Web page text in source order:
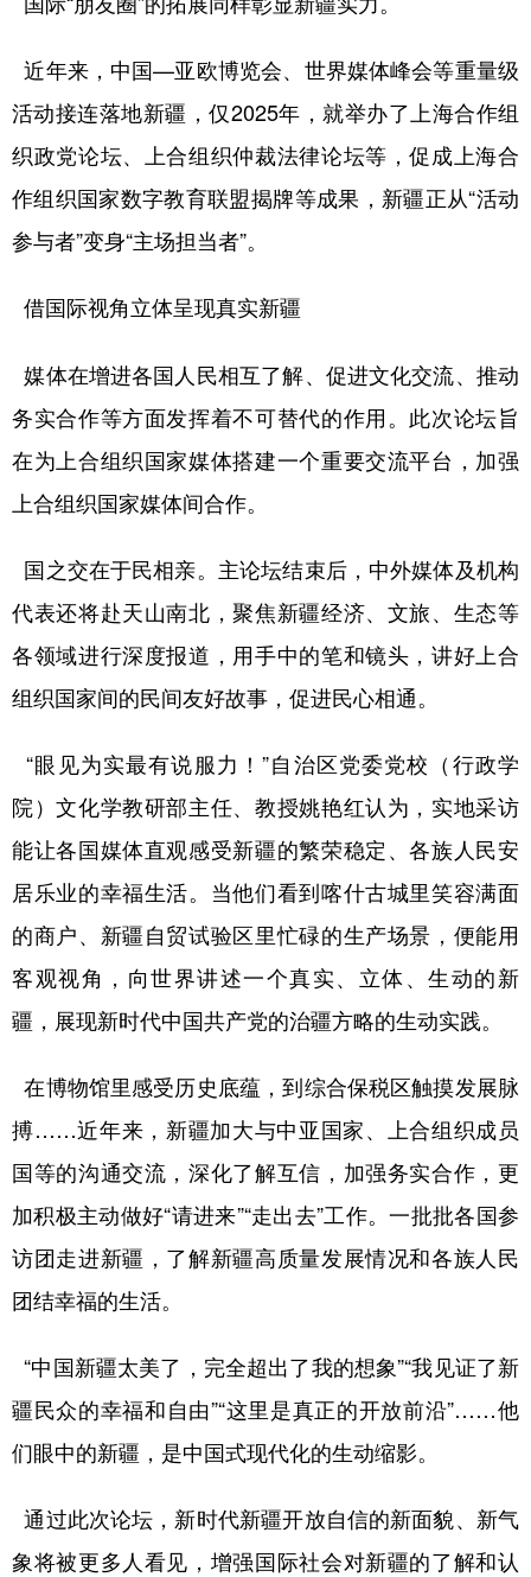
近年来，中国—亚欧博览会、世界媒体峰会等重量级
活动接连落地新疆，仅2025年，就举办了上海合作组
织政党论坛、上合组织仲裁法律论坛等，促成上海合
作组织国家数字教育联盟揭牌等成果，新疆正从“活动
参与者”变身“主场担当者”。
借国际视角立体呈现真实新疆
媒体在增进各国人民相互了解、促进文化交流、推动
务实合作等方面发挥着不可替代的作用。此次论坛旨
在为上合组织国家媒体搭建一个重要交流平台，加强
上合组织国家媒体间合作。
国之交在于民相亲。主论坛结束后，中外媒体及机构
代表还将赴天山南北，聚焦新疆经济、文旅、生态等
各领域进行深度报道，用手中的笔和镜头，讲好上合
组织国家间的民间友好故事，促进民心相通。
“眼见为实最有说服力！”自治区党委党校（行政学
院）文化学教研部主任、教授姚艳红认为，实地采访
能让各国媒体直观感受新疆的繁荣稳定、各族人民安
居乐业的幸福生活。当他们看到喀什古城里笑容满面
的商户、新疆自贸试验区里忙碌的生产场景，便能用
客观视角，向世界讲述一个真实、立体、生动的新
疆，展现新时代中国共产党的治疆方略的生动实践。
在博物馆里感受历史底蕴，到综合保税区触摸发展脉
搏……近年来，新疆加大与中亚国家、上合组织成员
国等的沟通交流，深化了解互信，加强务实合作，更
加积极主动做好“请进来”“走出去”工作。一批批各国参
访团走进新疆，了解新疆高质量发展情况和各族人民
团结幸福的生活。
“中国新疆太美了，完全超出了我的想象”“我见证了新
疆民众的幸福和自由”“这里是真正的开放前沿”……他
们眼中的新疆，是中国式现代化的生动缩影。
通过此次论坛，新时代新疆开放自信的新面貌、新气
象将被更多人看见，增强国际社会对新疆的了解和认